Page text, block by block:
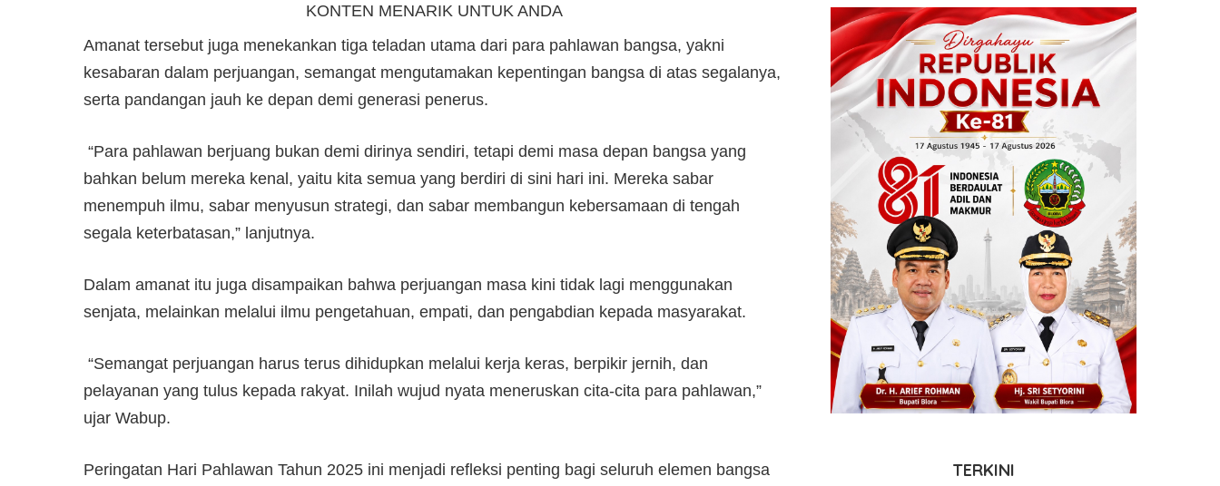
KONTEN MENARIK UNTUK ANDA
‎Amanat tersebut juga menekankan tiga teladan utama dari para pahlawan bangsa, yakni
kesabaran dalam perjuangan, semangat mengutamakan kepentingan bangsa di atas segalanya,
serta pandangan jauh ke depan demi generasi penerus.
‎ “Para pahlawan berjuang bukan demi dirinya sendiri, tetapi demi masa depan bangsa yang
bahkan belum mereka kenal, yaitu kita semua yang berdiri di sini hari ini. Mereka sabar
menempuh ilmu, sabar menyusun strategi, dan sabar membangun kebersamaan di tengah
segala keterbatasan,” lanjutnya.
‎Dalam amanat itu juga disampaikan bahwa perjuangan masa kini tidak lagi menggunakan
senjata, melainkan melalui ilmu pengetahuan, empati, dan pengabdian kepada masyarakat.
‎ “Semangat perjuangan harus terus dihidupkan melalui kerja keras, berpikir jernih, dan
pelayanan yang tulus kepada rakyat. Inilah wujud nyata meneruskan cita-cita para pahlawan,”
ujar Wabup.
‎Peringatan Hari Pahlawan Tahun 2025 ini menjadi refleksi penting bagi seluruh elemen bangsa
TERKINI